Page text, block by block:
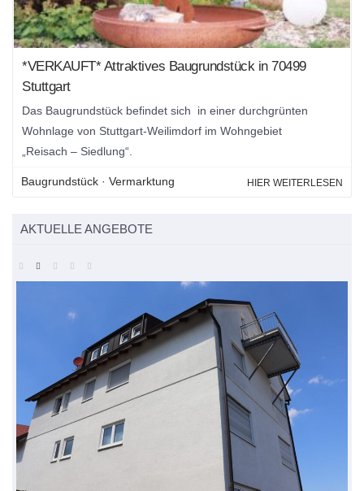
*VERKAUFT* Attraktives Baugrundstück in 70499
Stuttgart
Das Baugrundstück befindet sich in einer durchgrünten
Wohnlage von Stuttgart-Weilimdorf im Wohngebiet
„Reisach – Siedlung“.
Baugrundstück · Vermarktung HIER WEITERLESEN
AKTUELLE ANGEBOTE